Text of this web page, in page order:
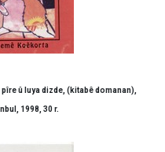
û luya dizde, (kitabê domanan),
1998, 30 r.